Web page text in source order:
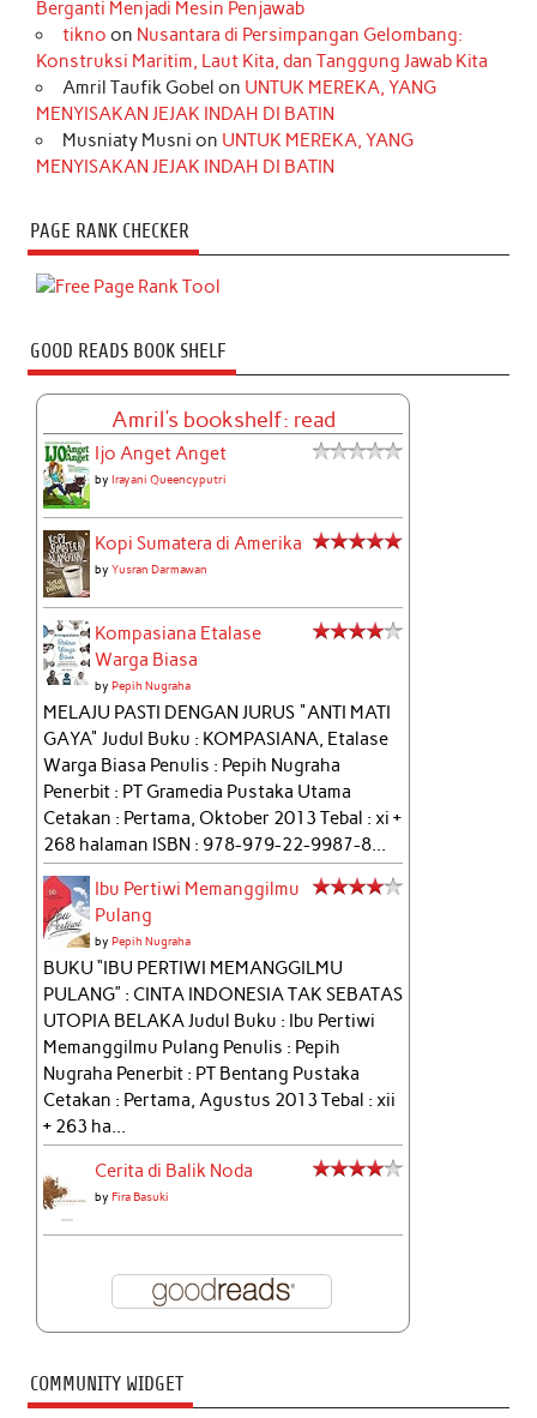
Berganti Menjadi Mesin Penjawab
tikno on Nusantara di Persimpangan Gelombang:
Konstruksi Maritim, Laut Kita, dan Tanggung Jawab Kita
Amril Taufik Gobel on UNTUK MEREKA, YANG
MENYISAKAN JEJAK INDAH DI BATIN
Musniaty Musni on UNTUK MEREKA, YANG
MENYISAKAN JEJAK INDAH DI BATIN
PAGE RANK CHECKER
GOOD READS BOOK SHELF
Amril's bookshelf: read
Ijo Anget Anget
byIrayani Queencyputri
Kopi Sumatera di Amerika
byYusran Darmawan
Kompasiana Etalase
Warga Biasa
byPepih Nugraha
MELAJU PASTI DENGAN JURUS "ANTI MATI
GAYA" Judul Buku : KOMPASIANA, Etalase
Warga Biasa Penulis : Pepih Nugraha
Penerbit : PT Gramedia Pustaka Utama
Cetakan : Pertama, Oktober 2013 Tebal : xi +
268 halaman ISBN : 978-979-22-9987-8...
Ibu Pertiwi Memanggilmu
Pulang
byPepih Nugraha
BUKU “IBU PERTIWI MEMANGGILMU
PULANG” : CINTA INDONESIA TAK SEBATAS
UTOPIA BELAKA Judul Buku : Ibu Pertiwi
Memanggilmu Pulang Penulis : Pepih
Nugraha Penerbit : PT Bentang Pustaka
Cetakan : Pertama, Agustus 2013 Tebal : xii
+ 263 ha...
Cerita di Balik Noda
byFira Basuki
COMMUNITY WIDGET